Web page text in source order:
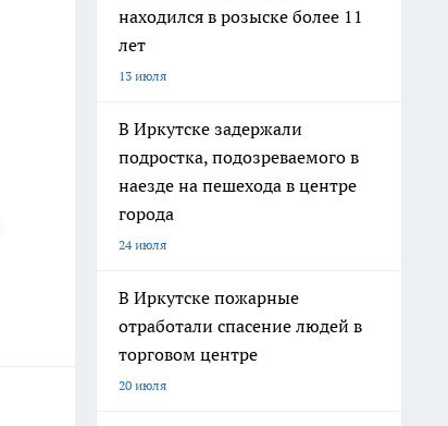
находился в розыске более 11
лет
13 июля
В Иркутске задержали
подростка, подозреваемого в
наезде на пешехода в центре
города
24 июля
В Иркутске пожарные
отработали спасение людей в
торговом центре
20 июля